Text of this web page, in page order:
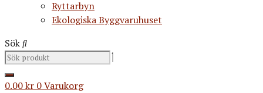
Ryttarbyn
Ekologiska Byggvaruhuset
Sök
0.00kr 0Varukorg